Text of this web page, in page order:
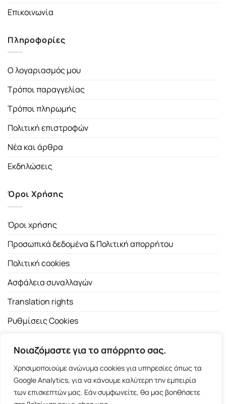
Νοιαζόμαστε για το απόρρητο σας.
Χρησιμοποιούμε ανώνυμα cookies για υπηρεσίες όπως τα
Google Analytics, για να κάνουμε καλύτερη την εμπειρία
των επισκεπτών μας. Εάν συμφωνείτε, θα μας βοηθήσετε
Επικοινωνία
Πληροφορίες
Ο λογαριασμός μου
Τρόποι παραγγελίας
Τρόποι πληρωμής
Πολιτική επιστροφών
Νέα και άρθρα
Εκδηλώσεις
Όροι Χρήσης
Όροι χρήσης
Προσωπικά δεδομένα & Πολιτική απορρήτου
Πολιτική cookies
Ασφάλεια συναλλαγών
Translation rights
Ρυθμίσεις Cookies
Copyright 2026 ©Εκδοτικός Οίκος Α.Α. Λιβάνη| All rights